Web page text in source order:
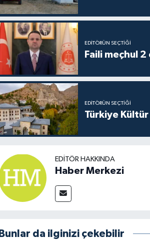
EDITÖRÜN SEÇTIĞI
Faili meçhul 2
EDITÖRÜN SEÇTIĞI
Türkiye
EDITÖR HAKKINDA
Haber Merkezi
Bunlar da ilginizi çekebilir